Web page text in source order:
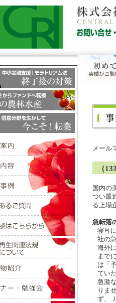
メール
（
国内の
つい最
る上場
急転落
寝耳
社の
海外
まで
は「
てい
急激
りま
ず、